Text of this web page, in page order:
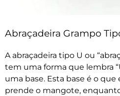
Abraçadeira Grampo
A abraçadeira tipo U ou
tem uma forma que lembra
uma base. Esta base é o
prende o mangote,